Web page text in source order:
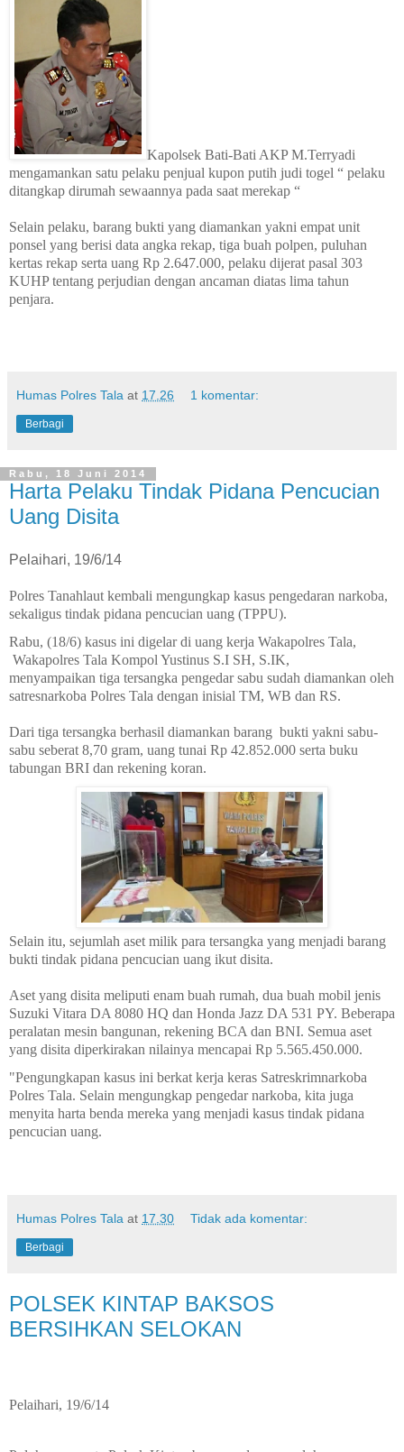
Kapolsek Bati-Bati AKP M.Terryadi
mengamankan satu pelaku penjual kupon putih judi togel “ pelaku
ditangkap dirumah sewaannya pada saat merekap “
Selain pelaku, barang bukti yang diamankan yakni empat unit
ponsel yang berisi data angka rekap, tiga buah polpen, puluhan
kertas rekap serta uang Rp 2.647.000, pelaku dijerat pasal 303
KUHP tentang perjudian dengan ancaman diatas lima tahun
penjara.
Humas Polres Tala at 17.26 1 komentar:
Berbagi
Rabu, 18 Juni 2014
Harta Pelaku Tindak Pidana Pencucian
Uang Disita
Pelaihari, 19/6/14
Polres Tanahlaut kembali mengungkap kasus pengedaran narkoba,
sekaligus tindak pidana pencucian uang (TPPU).
Rabu, (18/6) kasus ini digelar di uang kerja Wakapolres Tala,
Wakapolres Tala Kompol Yustinus S.I SH, S.IK,
menyampaikan tiga tersangka pengedar sabu sudah diamankan oleh
satresnarkoba Polres Tala dengan inisial TM, WB dan RS.
Dari tiga tersangka berhasil diamankan barang bukti yakni sabu-
sabu seberat 8,70 gram, uang tunai Rp 42.852.000 serta buku
tabungan BRI dan rekening koran.
Selain itu, sejumlah aset milik para tersangka yang menjadi barang
bukti tindak pidana pencucian uang ikut disita.
Aset yang disita meliputi enam buah rumah, dua buah mobil jenis
Suzuki Vitara DA 8080 HQ dan Honda Jazz DA 531 PY. Beberapa
peralatan mesin bangunan, rekening BCA dan BNI. Semua aset
yang disita diperkirakan nilainya mencapai Rp 5.565.450.000.
"Pengungkapan kasus ini berkat kerja keras Satreskrimnarkoba
Polres Tala. Selain mengungkap pengedar narkoba, kita juga
menyita harta benda mereka yang menjadi kasus tindak pidana
pencucian uang.
Humas Polres Tala at 17.30 Tidak ada komentar:
Berbagi
POLSEK KINTAP BAKSOS
BERSIHKAN SELOKAN
Pelaihari, 19/6/14